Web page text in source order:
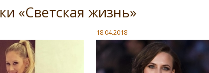
«Светская жизнь»
18.04.2018